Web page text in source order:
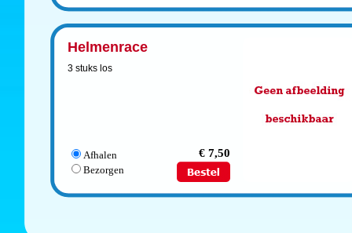
Helmenrace
3 stuks los
€ 7,50
Afhalen
Bezorgen